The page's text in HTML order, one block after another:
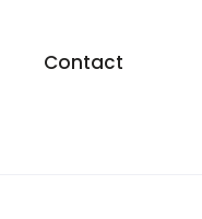
Contact